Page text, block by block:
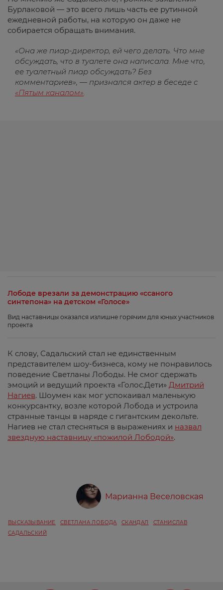
Бурлаковой — это всего лишь часть ее рутинной
ежедневной работы, на которую он даже не
собирается обращать внимания.
«Она же пиар-директор, ей чего делать. Что мне
обсуждать, что в туалете она написала. Мне что,
ее туалетный пиар обсуждать? Без
комментариев», — признался актер в беседе с
«Пятым каналом».
Лободе врезали за демонстрацию «ссаного
синтепона» на детском «Голосе»
Вид наставницы оказался излишне горячим для юных участников
проекта
К слову, Садальский стал не единственным
представителем шоу-бизнеса, кому не понравилось
поведение Светланы Лободы. Не смог сдержать
эмоций и ведущий проекта «Голос.Дети» Дмитрий
Нагиев. Шоумен как мог успокаивал маленькую
конкурсантку, возле которой Лобода и устроила
странные танцы в наряде с гигантским декольте.
Нагиев не стал стесняться в выражениях и назвал
звездную наставницу «пожилой Лободой».
Марианна Веселовская
ВЫСКАЗЫВАНИЕ СВЕТЛАНА ЛОБОДА СКАНДАЛ
СТАНИСЛАВ
САДАЛЬСКИЙ